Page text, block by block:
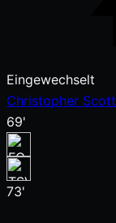
Eingewechselt
Christopher Scott
69'
73'